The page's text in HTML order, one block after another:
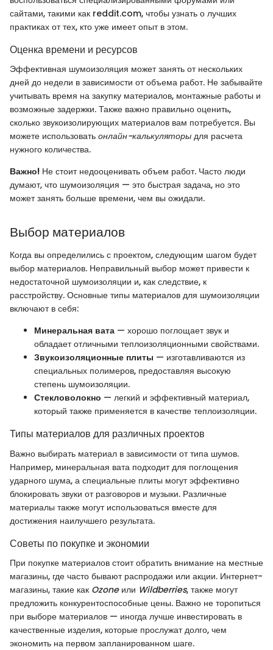
сайтами, такими как reddit.com, чтобы узнать о лучших
практиках от тех, кто уже имеет опыт в этом.
Оценка времени и ресурсов
Эффективная шумоизоляция может занять от нескольких
дней до недели в зависимости от объема работ. Не забывайте
учитывать время на закупку материалов, монтажные работы и
возможные задержки. Также важно правильно оценить,
сколько звукоизолирующих материалов вам потребуется. Вы
можете использовать онлайн-калькуляторы для расчета
нужного количества.
Важно! Не стоит недооценивать объем работ. Часто люди
думают, что шумоизоляция — это быстрая задача, но это
может занять больше времени, чем вы ожидали.
Выбор материалов
Когда вы определились с проектом, следующим шагом будет
выбор материалов. Неправильный выбор может привести к
недостаточной шумоизоляции и, как следствие, к
расстройству. Основные типы материалов для шумоизоляции
включают в себя:
Минеральная вата — хорошо поглощает звук и
обладает отличными теплоизоляционными свойствами.
Звукоизоляционные плиты — изготавливаются из
специальных полимеров, предоставляя высокую
степень шумоизоляции.
Стекловолокно — легкий и эффективный материал,
который также применяется в качестве теплоизоляции.
Типы материалов для различных проектов
Важно выбирать материал в зависимости от типа шумов.
Например, минеральная вата подходит для поглощения
ударного шума, а специальные плиты могут эффективно
блокировать звуки от разговоров и музыки. Различные
материалы также могут использоваться вместе для
достижения наилучшего результата.
Советы по покупке и экономии
При покупке материалов стоит обратить внимание на местные
магазины, где часто бывают распродажи или акции. Интернет-
магазины, такие как Ozoneили Wildberries, также могут
предложить конкурентоспособные цены. Важно не торопиться
при выборе материалов — иногда лучше инвестировать в
качественные изделия, которые прослужат долго, чем
экономить на первом запланированном шаге.